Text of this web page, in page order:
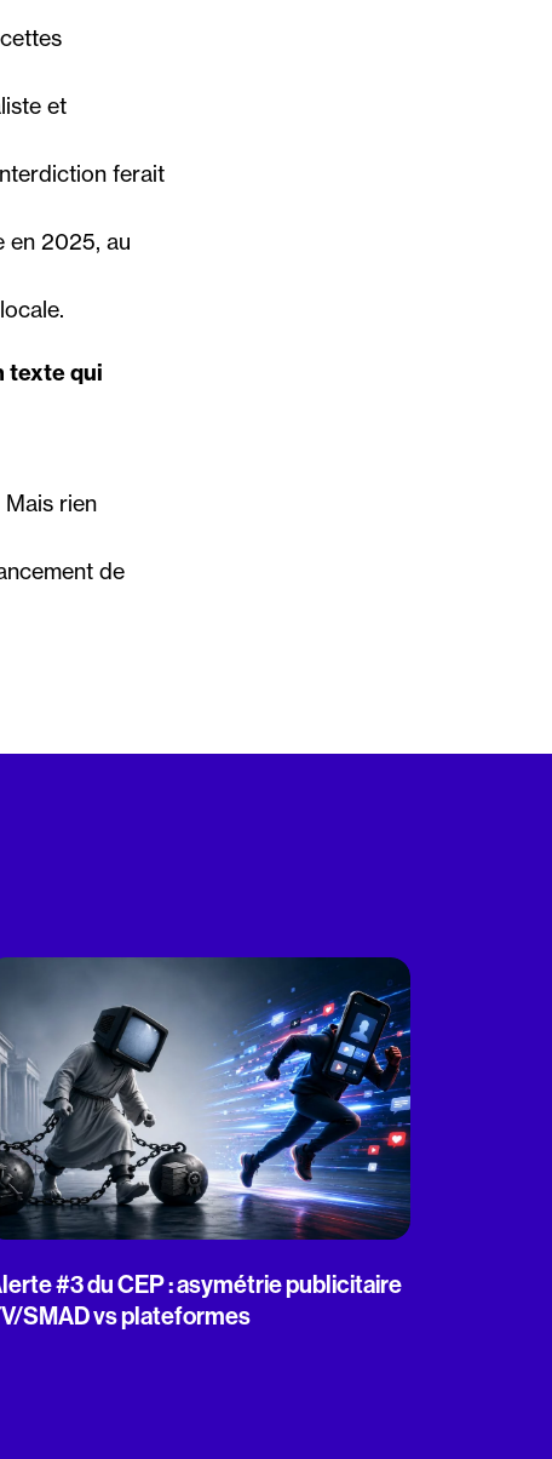
et
ferait
en 2025, au
texte qui
rien
de
#3 du CEP : asymétrie publicitaire
SMAD vs plateformes